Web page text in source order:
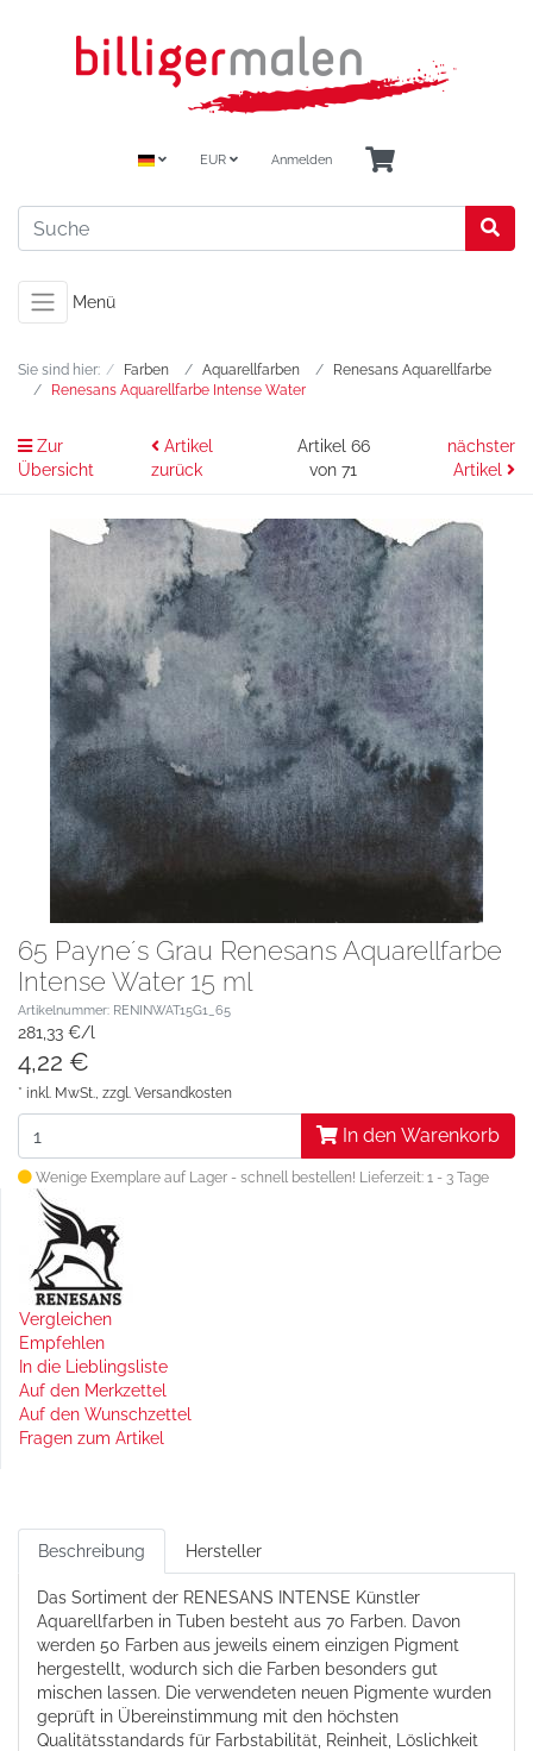
EUR Anmelden
Menü
Sie sind hier: Farben Aquarellfarben
Renesans Aquarellfarbe
Renesans Aquarellfarbe Intense Water
Zur
Übersicht
Artikel
zurück
Artikel 66
von 71
nächster
Artikel
65 Payne´s Grau Renesans Aquarellfarbe
Intense Water 15 ml
Artikelnummer: RENINWAT15G1_65
281,33 €/l
4,22 €
* inkl. MwSt., zzgl. Versandkosten
In den Warenkorb
Wenige Exemplare auf Lager - schnell bestellen! Lieferzeit: 1 - 3 Tage
Vergleichen
Empfehlen
In die Lieblingsliste
Auf den Merkzettel
Auf den Wunschzettel
Fragen zum Artikel
Beschreibung Hersteller
Das Sortiment der RENESANS INTENSE Künstler
Aquarellfarben in Tuben besteht aus 70 Farben. Davon
werden 50 Farben aus jeweils einem einzigen Pigment
hergestellt, wodurch sich die Farben besonders gut
mischen lassen. Die verwendeten neuen Pigmente wurden
geprüft in Übereinstimmung mit den höchsten
Qualitätsstandards für Farbstabilität, Reinheit, Löslichkeit